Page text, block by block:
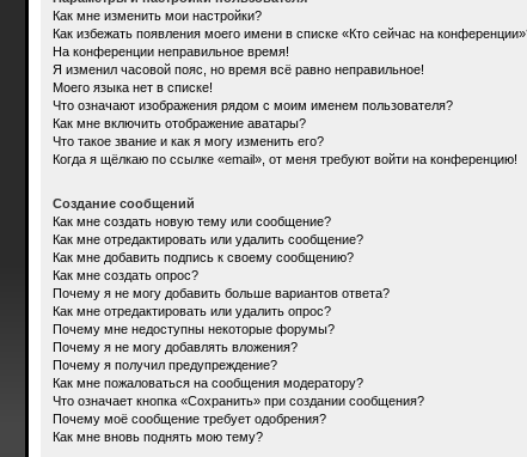
Как мне изменить мои настройки?
Как избежать появления моего имени в списке «Кто сейчас на
На конференции неправильное время!
Я изменил часовой пояс, но время всё равно неправильное!
Моего языка нет в списке!
Что означают изображения рядом с моим именем пользователя?
Как мне включить отображение аватары?
Что такое звание и как я могу изменить его?
Когда я щёлкаю по ссылке «email», от меня требуют войти на конференцию!
Создание сообщений
Как мне создать новую тему или сообщение?
Как мне отредактировать или удалить сообщение?
Как мне добавить подпись к своему сообщению?
Как мне создать опрос?
Почему я не могу добавить больше вариантов ответа?
Как мне отредактировать или удалить опрос?
Почему мне недоступны некоторые форумы?
Почему я не могу добавлять вложения?
Почему я получил предупреждение?
Как мне пожаловаться на сообщения модератору?
Что означает кнопка «Сохранить» при создании сообщения?
Почему моё сообщение требует одобрения?
Как мне вновь поднять мою тему?